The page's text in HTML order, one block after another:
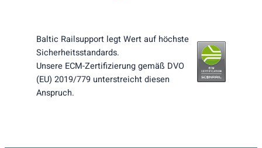
Baltic Railsupport legt Wert auf höchste
Sicherheitsstandards.
Unsere ECM-Zertifizierung gemäß DVO
(EU) 2019/779 unterstreicht diesen
Anspruch.